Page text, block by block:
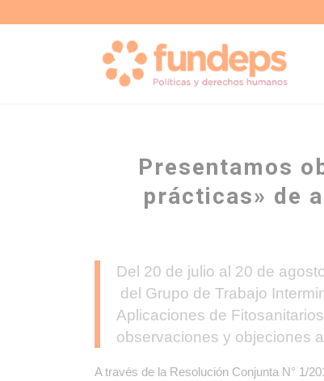
Presentamos
prácticas» de
Del 20 de julio al 20 de
del Grupo de Trabajo
Aplicaciones de
observaciones y objeciones
A través de la Resolución Conjunta N° 1/